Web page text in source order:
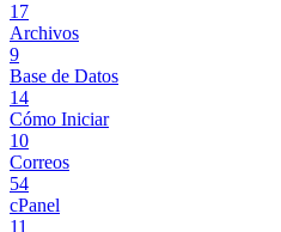
17
Archivos
9
Base de Datos
14
Cómo Iniciar
10
Correos
54
cPanel
11